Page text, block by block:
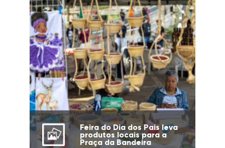
Feira do Dia dos Pais leva
produtos locais para a
Praça da Bandeira